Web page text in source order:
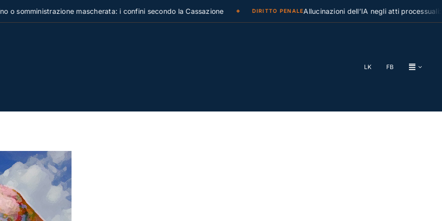
mascherata: i confini secondo la Cassazione DIRITTO PENALEAllucinazioni dell’IA negli atti processuali: la
LK FB